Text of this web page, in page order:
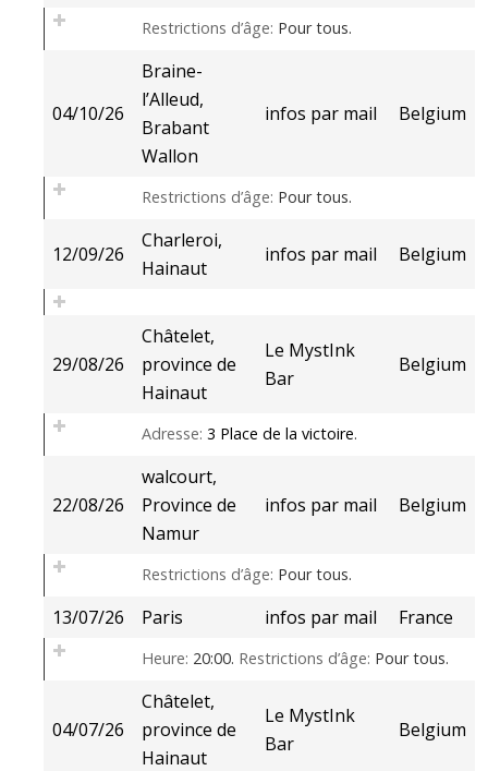
Restrictions d’âge: Pour tous.
04/10/26
Braine-
l’Alleud,
Brabant
Wallon
infos par mail Belgium
Restrictions d’âge: Pour tous.
12/09/26
Charleroi,
Hainaut
infos par mail Belgium
29/08/26
Châtelet,
province de
Hainaut
Le MystInk
Bar
Belgium
Adresse: 3 Place de la victoire.
22/08/26
walcourt,
Province de
Namur
infos par mail Belgium
Restrictions d’âge: Pour tous.
13/07/26 Paris infos par mail France
Heure: 20:00. Restrictions d’âge: Pour tous.
04/07/26
Châtelet,
province de
Hainaut
Le MystInk
Bar
Belgium